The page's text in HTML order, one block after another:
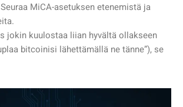
MiCA-asetuksen etenemistä ja
jokin kuulostaa liian hyvältä ollakseen
bitcoinisi lähettämällä ne tänne”), se